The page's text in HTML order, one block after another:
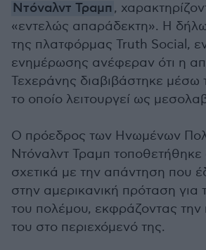
Ντόναλντ Τραμπ ,
«εντελώς απαράδεκτη». Η
της πλατφόρμας Truth Social,
ενημέρωσης ανέφεραν ότι η
Τεχεράνης διαβιβάστηκε μέσω
το οποίο λειτουργεί ως
Ο πρόεδρος των Ηνωμένων
Ντόναλντ Τραμπ τοποθετήθηκε
σχετικά με την απάντηση που
στην αμερικανική πρόταση για
του πολέμου, εκφράζοντας την
του στο περιεχόμενό της.